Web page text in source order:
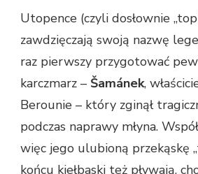
Utopence (czyli dosłownie
zawdzięczają swoją nazwę
raz pierwszy przygotować
karczmarz – Šamánek,
Berounie – który zginął
podczas naprawy młyna.
więc jego ulubioną przekąskę
końcu kiełbaski też pływają,